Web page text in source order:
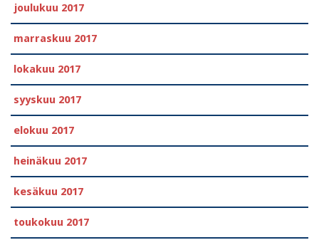
joulukuu 2017
marraskuu 2017
lokakuu 2017
syyskuu 2017
elokuu 2017
heinäkuu 2017
kesäkuu 2017
toukokuu 2017